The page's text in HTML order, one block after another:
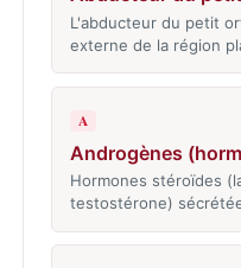
L'abducteur du petit
externe de la région
A
Androgènes
Hormones stéroïdes
testostérone)